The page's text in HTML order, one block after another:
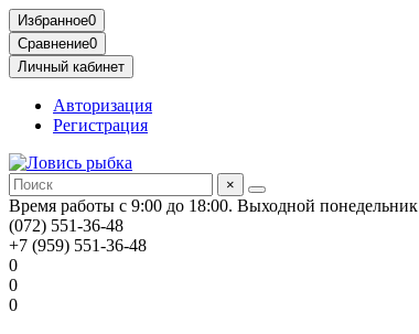
Избранное0
Сравнение0
Личный кабинет
Авторизация
Регистрация
×
Время работы с 9:00 до 18:00. Выходной понедельник
(072) 551-36-48
+7 (959) 551-36-48
0
0
0